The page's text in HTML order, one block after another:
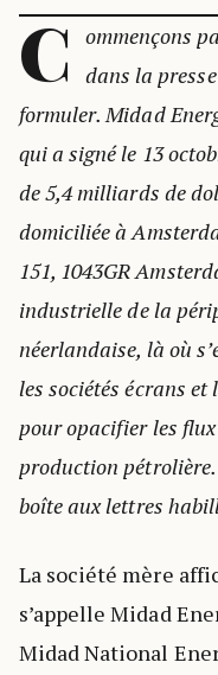
C
ommençons
dans la
formuler. Midad
qui a signé le 13
de 5,4 milliards de
domiciliée à
151, 1043GR
industrielle de la
néerlandaise, là où
les sociétés écrans
pour opacifier les
production
boîte aux lettres
La société mère
s’appelle Midad
Midad National